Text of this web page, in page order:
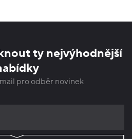
ty nejvýhodnější
pro odběr novinek